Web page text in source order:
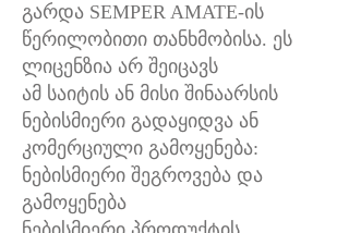
გარდა SEMPER AMATE-ის
წერილობითი თანხმობისა. ეს
ლიცენზია არ შეიცავს
ამ საიტის ან მისი შინაარსის
ნებისმიერი გადაყიდვა ან
კომერციული გამოყენება:
ნებისმიერი შეგროვება და
გამოყენება